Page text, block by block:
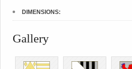
DIMENSIONS:
Gallery